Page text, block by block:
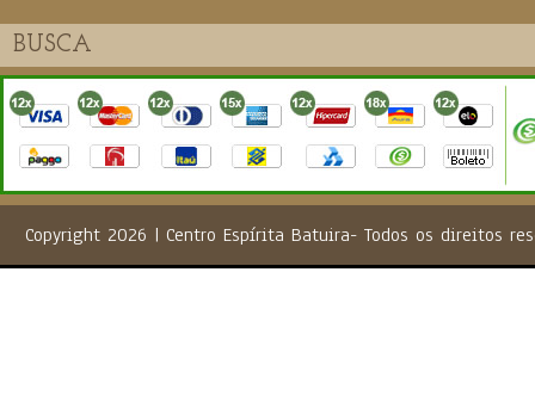
Copyright 2026 | Centro Espírita Batuira- Todos os